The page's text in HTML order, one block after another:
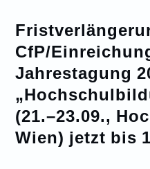
CfP/
Jahrestagung
(21.–23.09.,
Wien) jetzt bis